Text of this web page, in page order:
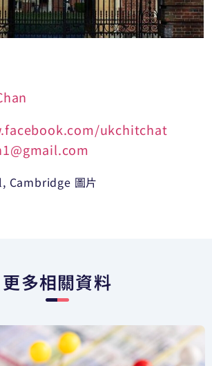
ukchitchat
Cambridge 圖片
更多相關資料